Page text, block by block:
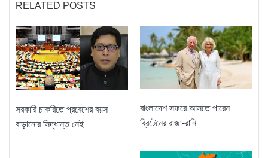
RELATED POSTS
সরকারি চাকরিতে প্রবেশের বয়স
বাড়ানোর সিদ্ধান্ত নেই
বাংলাদেশ সফরে আসতে পারেন
ব্রিটেনের রাজা-রানি